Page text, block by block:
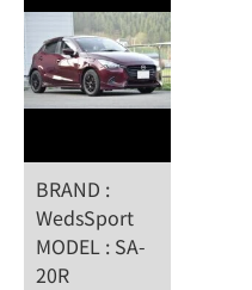
BRAND :
WedsSport
MODEL : SA-
20R